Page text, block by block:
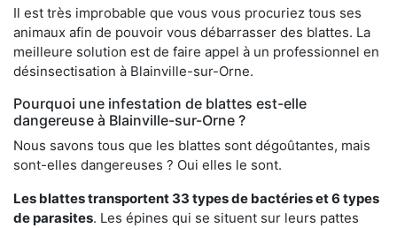
Il est très improbable que vous vous procuriez tous ses
animaux afin de pouvoir vous débarrasser des blattes. La
meilleure solution est de faire appel à un professionnel en
désinsectisation à Blainville-sur-Orne.
Pourquoi une infestation de blattes est-elle
dangereuse à Blainville-sur-Orne ?
Nous savons tous que les blattes sont dégoûtantes, mais
sont-elles dangereuses ? Oui elles le sont.
Les blattes transportent 33 types de bactéries et 6 types
de parasites. Les épines qui se situent sur leurs pattes